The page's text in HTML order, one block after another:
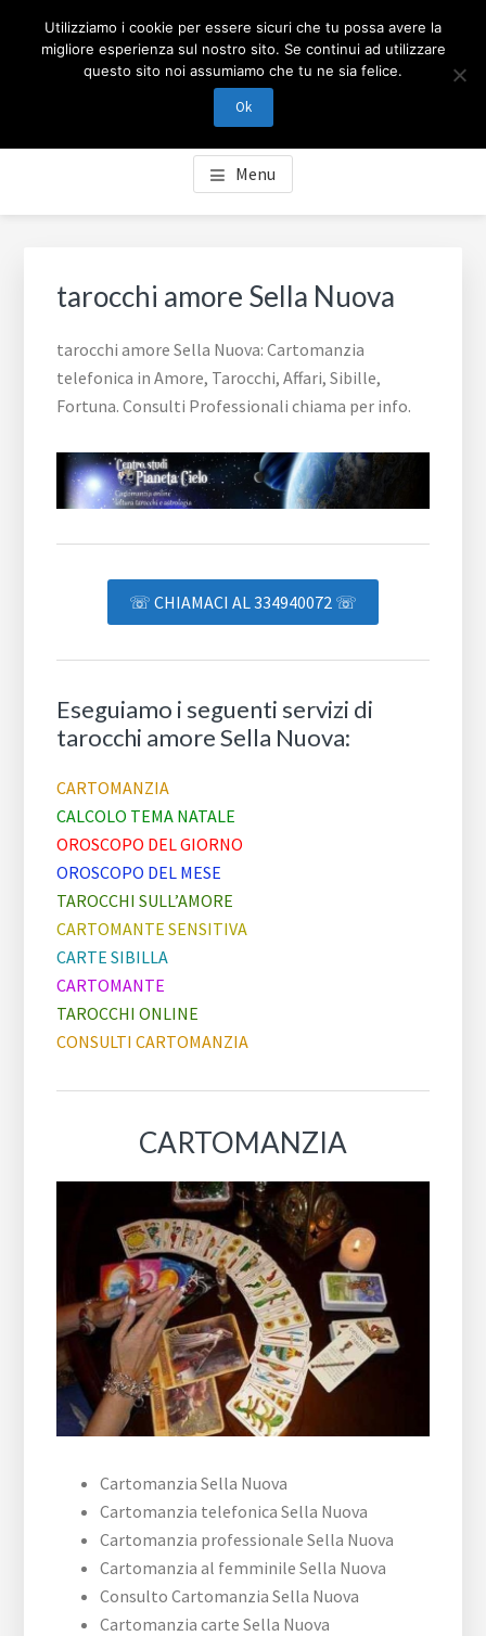
CARTOMANZIA MILANO
Cartomanzia Milano, cartomanzia telefonica in Amore,
Tarocchi, Affari, Sibille, Fortuna. Consulti Professionali
chiama per info.
Menu
tarocchi amore Sella Nuova
tarocchi amore Sella Nuova: Cartomanzia
telefonica in Amore, Tarocchi, Affari, Sibille,
Fortuna. Consulti Professionali chiama per info.
☏ CHIAMACI AL 334940072 ☏
Eseguiamo i seguenti servizi di
tarocchi amore Sella Nuova:
CARTOMANZIA
CALCOLO TEMA NATALE
OROSCOPO DEL GIORNO
OROSCOPO DEL MESE
TAROCCHI SULL’AMORE
CARTOMANTE SENSITIVA
CARTE SIBILLA
CARTOMANTE
TAROCCHI ONLINE
CONSULTI CARTOMANZIA
CARTOMANZIA
Cartomanzia Sella Nuova
Cartomanzia telefonica Sella Nuova
Cartomanzia professionale Sella Nuova
Cartomanzia al femminile Sella Nuova
Consulto Cartomanzia Sella Nuova
Cartomanzia carte Sella Nuova
Utilizziamo i cookie per essere sicuri che tu possa avere la
migliore esperienza sul nostro sito. Se continui ad utilizzare
questo sito noi assumiamo che tu ne sia felice.
Ok